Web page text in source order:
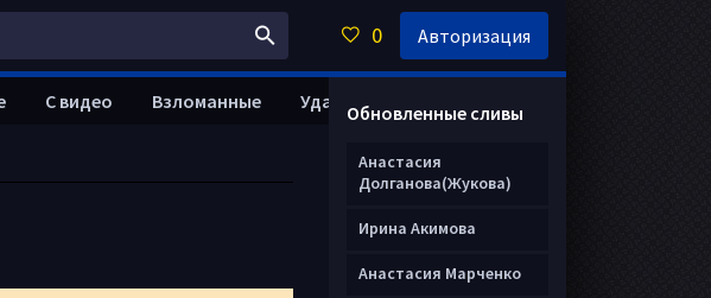
С видео Взломанные Удалить анкету
Обновленные сливы
Анастасия
Долганова(Жукова)
Ирина Акимова
Анастасия Марченко
0 Авторизация